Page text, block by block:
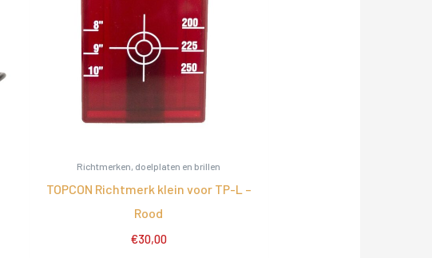
Richtmerken, doelplaten en brillen
TOPCON Richtmerk klein voor TP-L –
Rood
€30,00